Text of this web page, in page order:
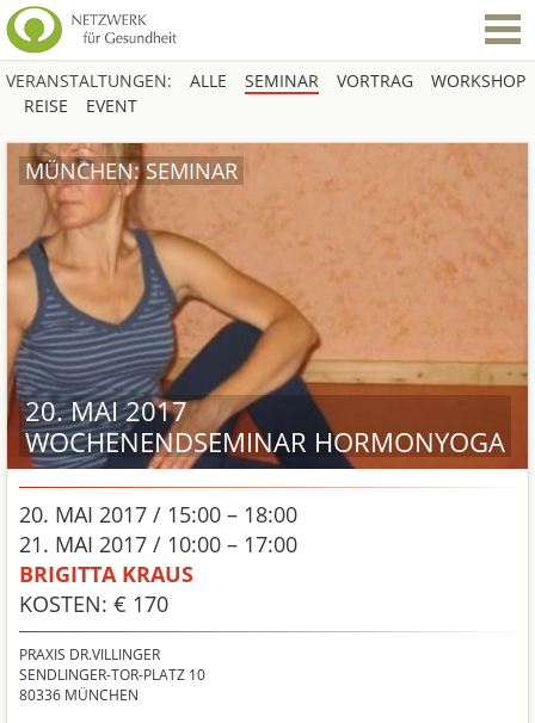
VERANSTALTUNGEN: ALLE SEMINAR VORTRAG
WORKSHOP
REISE
EVENT
20. MAI 2017
WOCHENENDSEMINAR HORMONYOGA
MÜNCHEN: SEMINAR
20. MAI 2017 / 15:00 – 18:00
21. MAI 2017 / 10:00 – 17:00
BRIGITTA KRAUS
KOSTEN: € 170
PRAXIS DR.VILLINGER
SENDLINGER-TOR-PLATZ 10
80336 MÜNCHEN